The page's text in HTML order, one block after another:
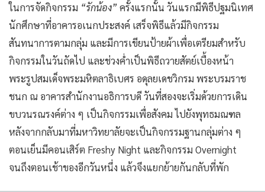
ในการจัดกิจกรรม “รักน้อง”ครั้งแรกนั้น วันแรกมีพิธีปฐมนิเทศ
นักศึกษาที่อาคารอเนกประสงค์ เสร็จพิธีแล้วมีกิจกรรม
สันทนาการตามกลุ่ม และมีการเขียนป้ายผ้าเพื่อเตรียมสำหรับ
กิจกรรมในวันถัดไป และช่วงค่ำเป็นพิธีถวายสัตย์เบื้องหน้า
พระรูปสมเด็จพระมหิตลาธิเบศร อดุลยเดชวิกรม พระบรมราช
ชนก ณ อาคารสำนักงานอธิการบดี วันที่สองจะเริ่มด้วยการเดิน
ขบวนรณรงค์ต่าง ๆ เป็นกิจกรรมเพื่อสังคม ไปยังพุทธมณฑล
หลังจากกลับมาที่มหาวิทยาลัยจะเป็นกิจกรรมฐานกลุ่มต่าง ๆ
ตอนเย็นมีคอนเสิร์ต Freshy Night และกิจกรรม Overnight
จนถึงตอนเช้าของอีกวันหนึ่ง แล้วจึงแยกย้ายกันกลับที่พัก